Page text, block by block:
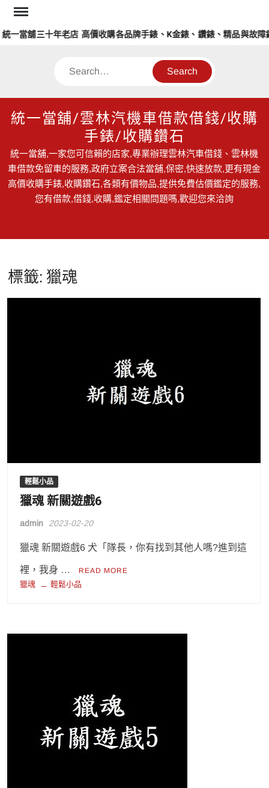
Skip
content
當舖三十年老店 高價收購各品牌手錶、K金錶、鑽錶、精品與故障錶
Search
統一當舖/雲林汽機車借款借錢/收購
手錶/收購鑽石
統一當舖,一家您可信賴的店家,專業辦理雲林汽車借錢、雲林機
車借款免留車的服務,政府立案合法當舖,保密,快速放款,更有現金
高價收購手錶,收購鑽石,各類有價物品,提供免費估價鑑定的服務,
您有借款,借錢,收購,鑑定相關問題嗎,歡迎您來洽詢
標籤: 獵魂
輕鬆小品
獵魂 新關遊戲6
admin 2023-02-20
獵魂 新關遊戲6 犬「隊長，你有找到其他人嗎?進到這
裡，我身 … READ MORE
獵魂 輕鬆小品